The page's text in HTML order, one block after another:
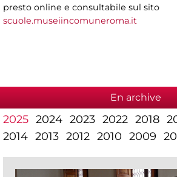
presto online e consultabile sul sito
scuole.museiincomuneroma.it
En archive
2025 2024 2023 2022 2018
2014 2013 2012 2010 2009